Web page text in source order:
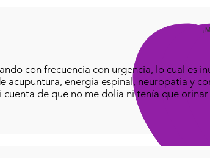
alike
con frecuencia con urgencia, lo cual es
acupuntura, energía espinal, neuropatía y
de que no me dolía ni tenía que